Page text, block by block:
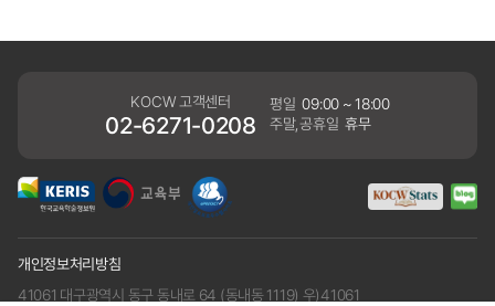
KOCW 고객센터
02-6271-0208
평일 09:00 ~ 18:00
주말,공휴일 휴무
개인정보처리방침
41061 대구광역시 동구 동내로 64 (동내동 1119) 우)41061